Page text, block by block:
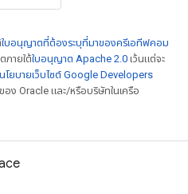
ใบอนุญาตที่ต้องระบุที่มาของครีเอทีฟคอม
ภายใต้ใบอนุญาต Apache 2.0 เว้นแต่จะ
นโยบายเว็บไซต์ Google Developers
อง Oracle และ/หรือบริษัทในเครือ